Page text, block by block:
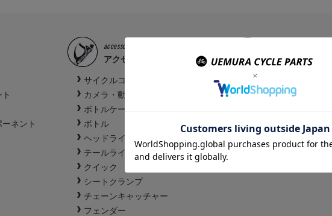
ネント
accessories
アクセサリー
サイクルコンピュータ
カメラ・動画撮影
ボトルケージ
ボトル
ヘッドライト
テールライト
クイック
シートクランプ
チェーンキャッチャー
フェンダー
アパレルアイテム
サイクルウェア
レインウェア
アイウェア
スポーツウォッチ
ズボンクリップ